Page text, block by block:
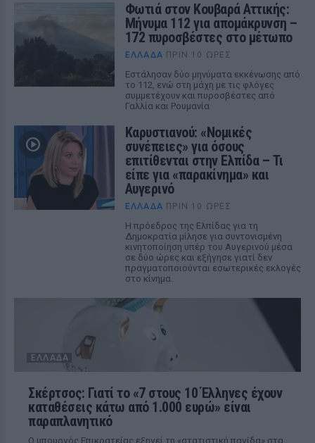
Φωτιά στον Κουβαρά Αττικής:
Μήνυμα 112 για απομάκρυνση –
172 πυροσβέστες στο μέτωπο
ΕΛΛΆΔΑ ΠΡΙΝ 10 ΏΡΕΣ
Εστάλησαν δύο μηνύματα εκκένωσης από
το 112, ενώ στη μάχη με τις φλόγες
συμμετέχουν και πυροσβέστες από
Γαλλία και Ρουμανία
Καρυστιανού: «Νομικές
συνέπειες» για όσους
επιτίθενται στην Ελπίδα – Τι
είπε για «παρακίνημα» και
Αυγερινό
ΕΛΛΆΔΑ ΠΡΙΝ 10 ΏΡΕΣ
Η πρόεδρος της Ελπίδας για τη
Δημοκρατία μίλησε για συντονισμένη
κινητοποίηση υπέρ του Αυγερινού μέσα
σε δύο ώρες και εξήγησε γιατί δεν
πραγματοποιούνται εσωτερικές εκλογές
στο κίνημα.
ΕΛΛΆΔΑ
Σκέρτσος: Γιατί το «7 στους 10 Έλληνες έχουν
καταθέσεις κάτω από 1.000 ευρώ» είναι
παραπλανητικό
Ο υπουργός Επικρατείας εξηγεί τη «στατιστική παγίδα» στα